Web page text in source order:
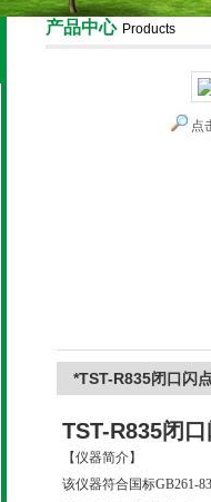
产品中心 Products
点
*TST-R835闭口闪
TST-R835闭
【仪器简介】
该仪器符合国标GB261-